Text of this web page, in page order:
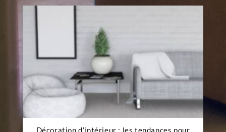
Décoration d’intérieur : les tendances pour